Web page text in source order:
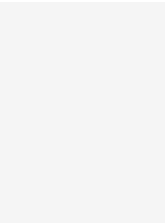
khám phá các món ăn
Hong Kong
đa dạng mà còn thu
món ăn tại đây được
trải nghiệm ngon
tinh tế của người nấu
chế biến từ nguyên
vị đặc trưng, tạo nên